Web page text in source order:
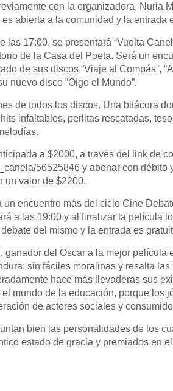
con la organizadora, Nuria
abierta a la comunidad y la entrada
17:00, se presentará “Vuelta
de la Casa del Poeta. Será un
de sus discos “Viaje al Compás”,
nuevo disco “Oigo el Mundo”.
de todos los discos. Una bitácora
infaltables, perlitas rescatadas,
a $2000, a través del link de
56525846 y abonar con débito
un valor de $2200.
encuentro más del ciclo Cine
a las 19:00 y al finalizar la película
del mismo y la entrada es
ganador del Oscar a la mejor película
sin fáciles moralinas y resalta las
hace más llevaderas sus
mundo de la educación, porque los
de actores sociales y
bien las personalidades de los
estado de gracia y premiados en